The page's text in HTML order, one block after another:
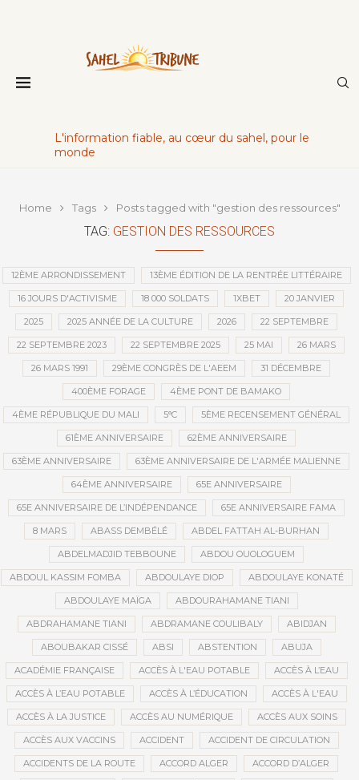
L'information fiable, au cœur du sahel, pour le
monde
Home Tags Posts tagged with "gestion des ressources"
TAG: GESTION DES RESSOURCES
12ÈME ARRONDISSEMENT 13ÈME ÉDITION DE LA RENTRÉE LITTÉRAIRE
16 JOURS D'ACTIVISME 18 000 SOLDATS 1XBET 20 JANVIER
2025 2025 ANNÉE DE LA CULTURE 2026 22 SEPTEMBRE
22 SEPTEMBRE 2023 22 SEPTEMBRE 2025 25 MAI 26 MARS
26 MARS 1991 29ÈME CONGRÈS DE L'AEEM 31 DÉCEMBRE
400ÈME FORAGE 4ÈME PONT DE BAMAKO
4ÈME RÉPUBLIQUE DU MALI 5°C 5ÈME RECENSEMENT GÉNÉRAL
61ÈME ANNIVERSAIRE 62ÈME ANNIVERSAIRE
63ÈME ANNIVERSAIRE 63ÈME ANNIVERSAIRE DE L'ARMÉE MALIENNE
64ÈME ANNIVERSAIRE 65E ANNIVERSAIRE
65E ANNIVERSAIRE DE L’INDÉPENDANCE 65E ANNIVERSAIRE FAMA
8 MARS ABASS DEMBÉLÉ ABDEL FATTAH AL-BURHAN
ABDELMADJID TEBBOUNE ABDOU OUOLOGUEM
ABDOUL KASSIM FOMBA ABDOULAYE DIOP ABDOULAYE KONATÉ
ABDOULAYE MAÏGA ABDOURAHAMANE TIANI
ABDRAHAMANE TIANI ABDRAMANE COULIBALY ABIDJAN
ABOUBAKAR CISSÉ ABSI ABSTENTION ABUJA
ACADÉMIE FRANÇAISE ACCÈS À L'EAU POTABLE ACCÈS À L’EAU
ACCÈS À L’EAU POTABLE ACCÈS À L’ÉDUCATION ACCÈS À L'EAU
ACCÈS À LA JUSTICE ACCÈS AU NUMÉRIQUE ACCÈS AUX SOINS
ACCÈS AUX VACCINS ACCIDENT ACCIDENT DE CIRCULATION
ACCIDENTS DE LA ROUTE ACCORD ALGER ACCORD D’ALGER